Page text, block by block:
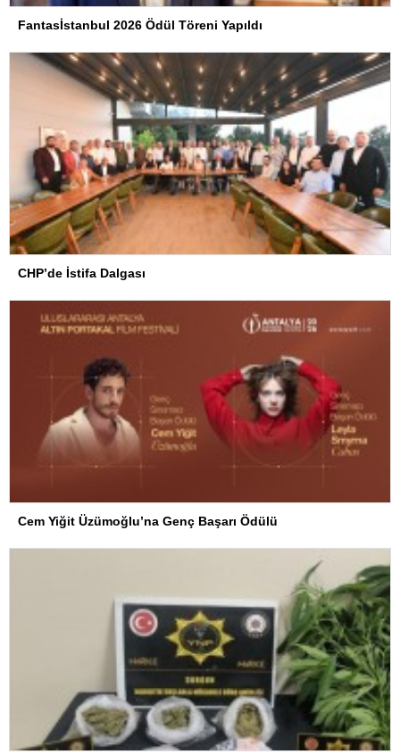
Fantasİstanbul 2026 Ödül Töreni Yapıldı
CHP’de İstifa Dalgası
Cem Yiğit Üzümoğlu’na Genç Başarı Ödülü